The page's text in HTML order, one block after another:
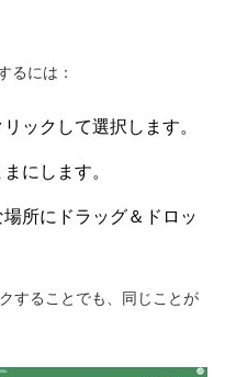
るには：
ックして選択します。
にします。
所にドラッグ＆ドロッ
することでも、同じことが